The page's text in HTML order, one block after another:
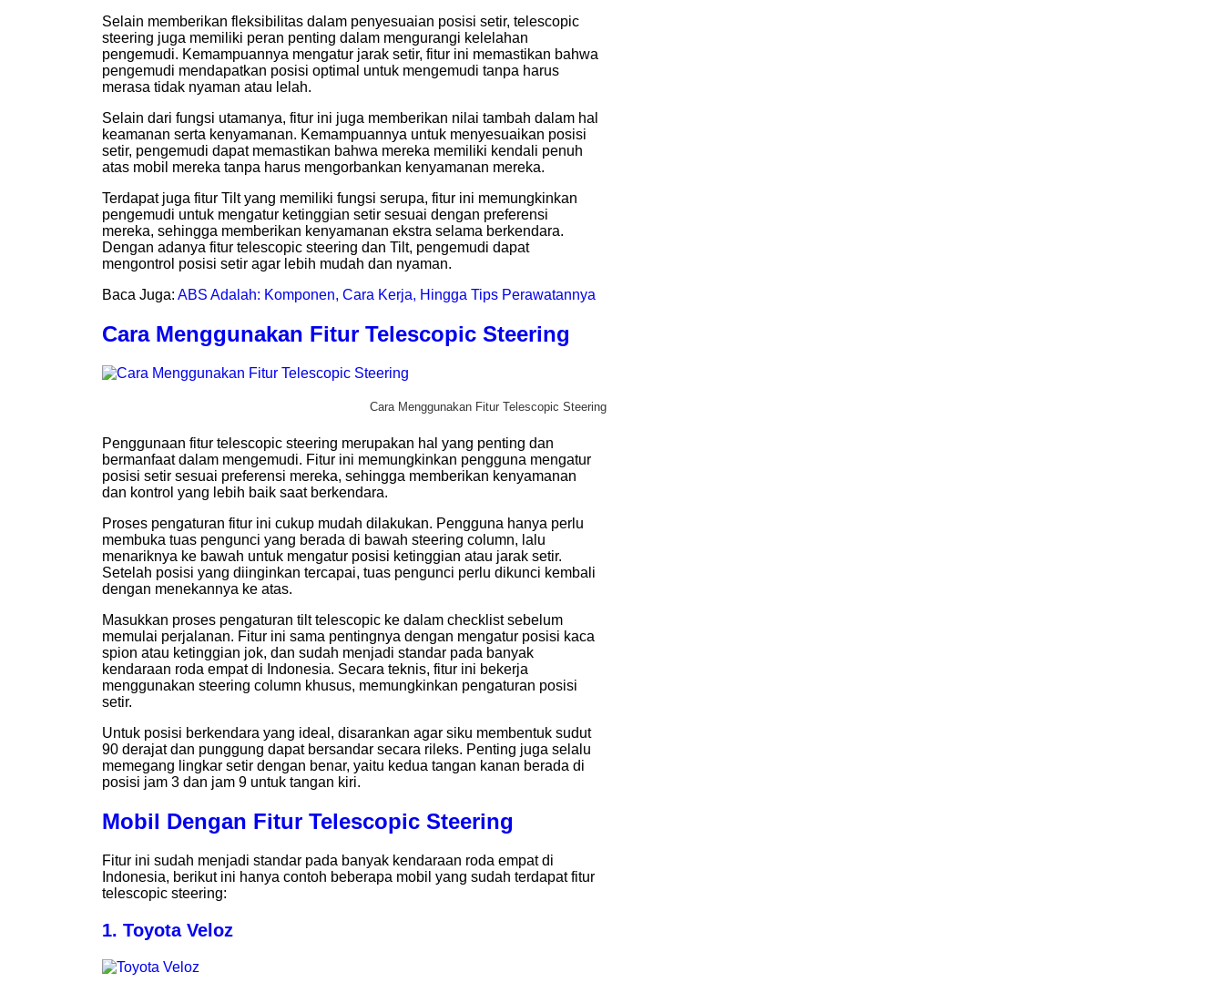
Selain memberikan fleksibilitas dalam penyesuaian posisi setir, telescopic
steering juga memiliki peran penting dalam mengurangi kelelahan
pengemudi. Kemampuannya mengatur jarak setir, fitur ini memastikan bahwa
pengemudi mendapatkan posisi optimal untuk mengemudi tanpa harus
merasa tidak nyaman atau lelah.
Selain dari fungsi utamanya, fitur ini juga memberikan nilai tambah dalam hal
keamanan serta kenyamanan. Kemampuannya untuk menyesuaikan posisi
setir, pengemudi dapat memastikan bahwa mereka memiliki kendali penuh
atas mobil mereka tanpa harus mengorbankan kenyamanan mereka.
Terdapat juga fitur Tilt yang memiliki fungsi serupa, fitur ini memungkinkan
pengemudi untuk mengatur ketinggian setir sesuai dengan preferensi
mereka, sehingga memberikan kenyamanan ekstra selama berkendara.
Dengan adanya fitur telescopic steering dan Tilt, pengemudi dapat
mengontrol posisi setir agar lebih mudah dan nyaman.
Baca Juga: ABS Adalah: Komponen, Cara Kerja, Hingga Tips Perawatannya
Cara Menggunakan Fitur Telescopic Steering
Cara Menggunakan Fitur Telescopic Steering
Penggunaan fitur telescopic steering merupakan hal yang penting dan
bermanfaat dalam mengemudi. Fitur ini memungkinkan pengguna mengatur
posisi setir sesuai preferensi mereka, sehingga memberikan kenyamanan
dan kontrol yang lebih baik saat berkendara.
Proses pengaturan fitur ini cukup mudah dilakukan. Pengguna hanya perlu
membuka tuas pengunci yang berada di bawah steering column, lalu
menariknya ke bawah untuk mengatur posisi ketinggian atau jarak setir.
Setelah posisi yang diinginkan tercapai, tuas pengunci perlu dikunci kembali
dengan menekannya ke atas.
Masukkan proses pengaturan tilt telescopic ke dalam checklist sebelum
memulai perjalanan. Fitur ini sama pentingnya dengan mengatur posisi kaca
spion atau ketinggian jok, dan sudah menjadi standar pada banyak
kendaraan roda empat di Indonesia. Secara teknis, fitur ini bekerja
menggunakan steering column khusus, memungkinkan pengaturan posisi
setir.
Untuk posisi berkendara yang ideal, disarankan agar siku membentuk sudut
90 derajat dan punggung dapat bersandar secara rileks. Penting juga selalu
memegang lingkar setir dengan benar, yaitu kedua tangan kanan berada di
posisi jam 3 dan jam 9 untuk tangan kiri.
Mobil Dengan Fitur Telescopic Steering
Fitur ini sudah menjadi standar pada banyak kendaraan roda empat di
Indonesia, berikut ini hanya contoh beberapa mobil yang sudah terdapat fitur
telescopic steering:
1. Toyota Veloz